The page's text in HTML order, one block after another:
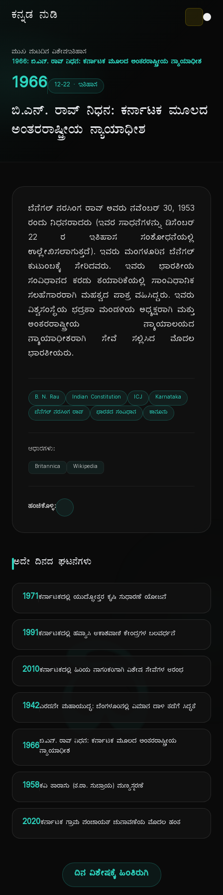
ಕನ್ನಡ ನುಡಿ
ದಿ
ಮುಖ ಪುಟದಿನ ವಿಶೇಷಇತಿಹಾಸ
1966: ಬಿ.ಎನ್. ರಾವ್ ನಿಧನ: ಕರ್ನಾಟಕ ಮೂಲದ ಅಂತರರಾಷ್ಟ್ರೀಯ ನ್ಯಾಯಾಧೀಶ
1966 12-22 · ಇತಿಹಾಸ
ಬಿ.ಎನ್. ರಾವ್ ನಿಧನ: ಕರ್ನಾಟಕ ಮೂಲದ
ಅಂತರರಾಷ್ಟ್ರೀಯ ನ್ಯಾಯಾಧೀಶ
ಬೆನೆಗಲ್ ನರಸಿಂಗ ರಾವ್ ಅವರು ನವೆಂಬರ್ 30, 1953
ರಂದು ನಿಧನರಾದರು (ಇವರ ಸಾಧನೆಗಳನ್ನು ಡಿಸೆಂಬರ್
22 ರ ಇತಿಹಾಸ ಸಂಶೋಧನೆಯಲ್ಲಿ
ಉಲ್ಲೇಖಿಸಲಾಗುತ್ತದೆ). ಇವರು ಮಂಗಳೂರಿನ ಬೆನೆಗಲ್
ಕುಟುಂಬಕ್ಕೆ ಸೇರಿದವರು. ಇವರು ಭಾರತೀಯ
ಸಂವಿಧಾನದ ಕರಡು ತಯಾರಿಕೆಯಲ್ಲಿ ಸಾಂವಿಧಾನಿಕ
ಸಲಹೆಗಾರರಾಗಿ ಮಹತ್ವದ ಪಾತ್ರ ವಹಿಸಿದ್ದರು. ಇವರು
ವಿಶ್ವಸಂಸ್ಥೆಯ ಭದ್ರತಾ ಮಂಡಳಿಯ ಅಧ್ಯಕ್ಷರಾಗಿ ಮತ್ತು
ಅಂತರರಾಷ್ಟ್ರೀಯ ನ್ಯಾಯಾಲಯದ
ನ್ಯಾಯಾಧೀಶರಾಗಿ ಸೇವೆ ಸಲ್ಲಿಸಿದ ಮೊದಲ
ಭಾರತೀಯರು.
B. N. Rau Indian Constitution ICJ Karnataka
ಬೆನೆಗಲ್ ನರಸಿಂಗ ರಾವ್ ಭಾರತದ ಸಂವಿಧಾನ ಕಾನೂನು
ಆಧಾರಗಳು:
Britannica Wikipedia
ಹಂಚಿಕೊಳ್ಳಿ:
ಅದೇ ದಿನದ ಘಟನೆಗಳು
1971ಕರ್ನಾಟಕದಲ್ಲಿ ಯುದ್ಧೋತ್ತರ ಕೃಷಿ ಸುಧಾರಣೆ ಯೋಜನೆ
1991ಕರ್ನಾಟಕದಲ್ಲಿ ಹವ್ಯಾಸಿ ಆಕಾಶವಾಣಿ ಕೇಂದ್ರಗಳ ಬಲವರ್ಧನೆ
2010ಕರ್ನಾಟಕದಲ್ಲಿ ಹಿರಿಯ ನಾಗರಿಕರಿಗಾಗಿ ವಿಶೇಷ ಸೇವೆಗಳ ಆರಂಭ
1942ಎರಡನೇ ಮಹಾಯುದ್ಧ: ಬೆಂಗಳೂರಿನಲ್ಲಿ ವಿಮಾನ ದಾಳಿ ತಡೆಗೆ ಸಿದ್ಧತೆ
1966ಬಿ.ಎನ್. ರಾವ್ ನಿಧನ: ಕರ್ನಾಟಕ ಮೂಲದ ಅಂತರರಾಷ್ಟ್ರೀಯ
ನ್ಯಾಯಾಧೀಶ
1958ಕವಿ ತಾರಾಸು (ತ.ರಾ. ಸುಬ್ರಾಯ) ಪುಣ್ಯಸ್ಮರಣೆ
2020ಕರ್ನಾಟಕ ಗ್ರಾಮ ಪಂಚಾಯತ್ ಚುನಾವಣೆಯ ಮೊದಲ ಹಂತ
ದಿನ ವಿಶೇಷಕ್ಕೆ ಹಿಂತಿರುಗಿ